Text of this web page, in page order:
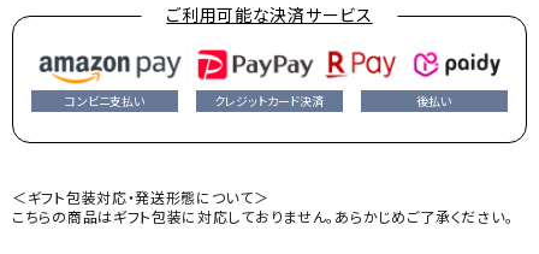
ご利用可能な決済サービス
コンビニ支払い クレジットカード決済 後払い
＜ギフト包装対応・発送形態について＞
こちらの商品はギフト包装に対応しておりません。あらかじめご了承ください。